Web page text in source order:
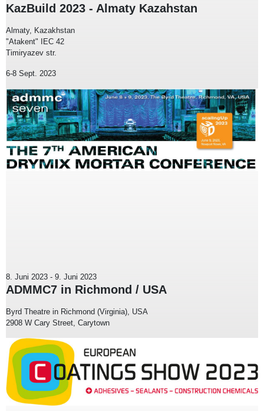
KazBuild 2023 - Almaty Kazahstan
Almaty, Kazakhstan
"Atakent" IEC 42
Timiryazev str.
6-8 Sept. 2023
8. Juni 2023 - 9. Juni 2023
ADMMC7 in Richmond / USA
Byrd Theatre in Richmond (Virginia), USA
2908 W Cary Street, Carytown